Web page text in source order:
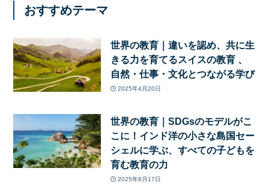
おすすめテーマ
世界の教育｜違いを認め、共に生
きる力を育てるスイスの教育 、
自然・仕事・文化とつながる学び
2025年4月20日
世界の教育｜SDGsのモデルがこ
こに！インド洋の小さな島国セー
シェルに学ぶ、すべての子どもを
育む教育の力
2025年8月17日